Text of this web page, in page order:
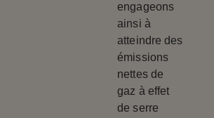
engageons
ainsi à
atteindre des
émissions
nettes de
gaz à effet
de serre